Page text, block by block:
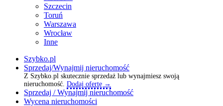
Szczecin
Toruń
Warszawa
Wrocław
Inne
Szybko.pl
Sprzedaj/Wynajmij nieruchomość
Z Szybko.pl skutecznie sprzedaż lub wynajmiesz swoją
nieruchomość. Dodaj ofertę →
Sprzedaj / Wynajmij nieruchomość
Wycena nieruchomości